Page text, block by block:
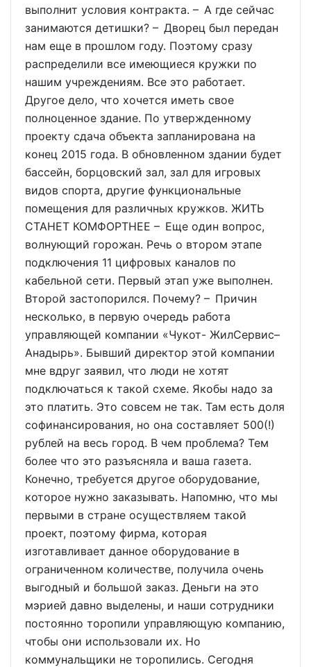
выполнит условия контракта. – А где сейчас
занимаются детишки? – Дворец был передан
нам еще в прошлом году. Поэтому сразу
распределили все имеющиеся кружки по
нашим учреждениям. Все это работает.
Другое дело, что хочется иметь свое
полноценное здание. По утвержденному
проекту сдача объекта запланирована на
конец 2015 года. В обновленном здании будет
бассейн, борцовский зал, зал для игровых
видов спорта, другие функциональные
помещения для различных кружков. ЖИТЬ
СТАНЕТ КОМФОРТНЕЕ – Еще один вопрос,
волнующий горожан. Речь о втором этапе
подключения 11 цифровых каналов по
кабельной сети. Первый этап уже выполнен.
Второй застопорился. Почему? – Причин
несколько, в первую очередь работа
управляющей компании «Чукот- ЖилСервис–
Анадырь». Бывший директор этой компании
мне вдруг заявил, что люди не хотят
подключаться к такой схеме. Якобы надо за
это платить. Это совсем не так. Там есть доля
софинансирования, но она составляет 500(!)
рублей на весь город. В чем проблема? Тем
более что это разъясняла и ваша газета.
Конечно, требуется другое оборудование,
которое нужно заказывать. Напомню, что мы
первыми в стране осуществляем такой
проект, поэтому фирма, которая
изготавливает данное оборудование в
ограниченном количестве, получила очень
выгодный и большой заказ. Деньги на это
мэрией давно выделены, и наши сотрудники
постоянно торопили управляющую компанию,
чтобы они использовали их. Но
коммунальщики не торопились. Сегодня